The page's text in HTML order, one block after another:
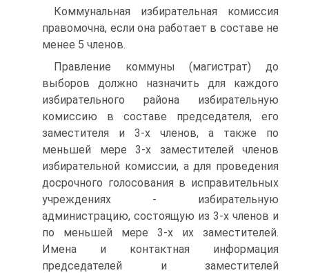
Коммунальная избирательная комиссия
правомочна, если она работает в составе не
менее 5 членов.
Правление коммуны (магистрат) до
выборов должно назначить для каждого
избирательного района избирательную
комиссию в составе председателя, его
заместителя и 3-х членов, а также по
меньшей мере 3-х заместителей членов
избирательной комиссии, а для проведения
досрочного голосования в исправительных
учреждениях - избирательную
администрацию, состоящую из 3-х членов и
по меньшей мере 3-х их заместителей.
Имена и контактная информация
председателей и заместителей